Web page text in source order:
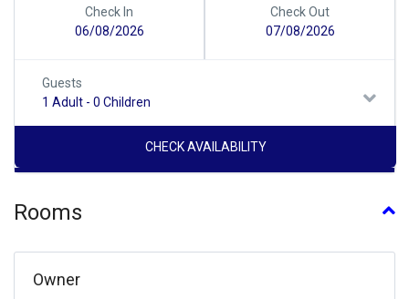
Check In
06/08/2026
Check Out
07/08/2026
Guests
1 Adult - 0 Children
Rooms
Owner